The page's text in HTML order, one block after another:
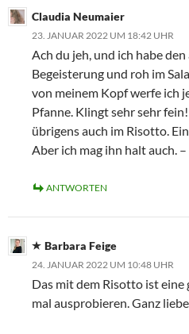
Claudia Neumaier
23. JANUAR 2022 UM 18:42 UHR
Ach du jeh, und ich habe
Begeisterung und roh im
von meinem Kopf werfe ich
Pfanne. Klingt sehr sehr
übrigens auch im Risotto.
Aber ich mag ihn halt auch.
ANTWORTEN
Barbara Feige
24. JANUAR 2022 UM 10:48 UHR
Das mit dem Risotto ist
mal ausprobieren. Ganz